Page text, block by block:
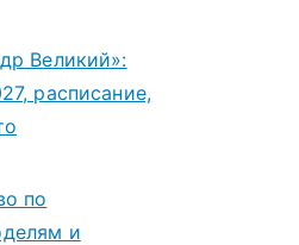
Великий»:
расписание,
по
и